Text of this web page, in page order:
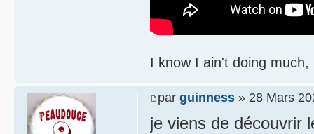
I know I ain't doing
par guinness » 28 Mars
je viens de découvrir